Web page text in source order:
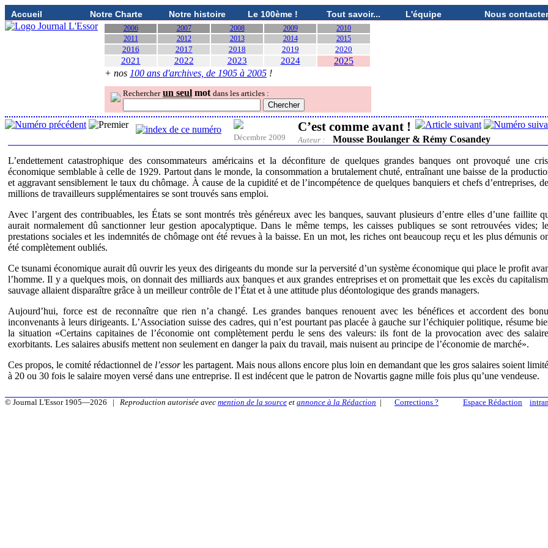
Accueil Notre Charte Notre histoire Le 100ème ! Tout savoir... L'équipe Nous contacter
2006 2007 2008 2009
2010
2011
2012 2013 2014 2015
2016 2017 2018 2019 2020
2021 2022 2023 2024
2025
+ nos 100 ans d'archives, de 1905 à 2005 !
Rechercher un seul mot dans les articles :
Décembre 2009
C’est comme avant !
Auteur : Mousse Boulanger & Rémy Cosandey
L’endettement catastrophique des consommateurs américains et la déconfiture de quelques grandes banques ont provoqué une
économique semblable à celle de 1929. Partout dans le monde, la consommation a brutalement chuté, entraînant une baisse de la
et aggravant sensiblement le taux du chômage. À cause de la cupidité et de l’incompétence de quelques banquiers et chefs d’entreprises,
millions de travailleurs supplémentaires se sont trouvés sans emploi.
Avec l’argent des contribuables, les États se sont montrés très généreux avec les banques, sauvant plusieurs d’entre elles d’une faillite
aurait normalement dû sanctionner leur gestion apocalyptique. Dans le même temps, les caisses publiques se sont retrouvées vides;
prestations sociales et les indemnités de chômage ont été revues à la baisse. En un mot, les riches ont beaucoup reçu et les plus démunis
été complètement oubliés.
Ce tsunami économique aurait dû ouvrir les yeux des dirigeants du monde sur la perversité d’un système économique qui place le profit
l’homme. Il y a quelques mois, on donnait des milliards aux banques et aux grandes entreprises et on promettait que les excès du
sauvage allaient disparaître grâce à un meilleur contrôle de l’État et à une attitude plus déontologique des grands managers.
Aujourd’hui, force est de reconnaître que rien n’a changé. Les grandes banques renouent avec les bénéfices et accordent des
inconvenants à leurs dirigeants. L’Association suisse des cadres, qui n’est pourtant pas placée à gauche sur l’échiquier politique, résume
la situation «Certains capitaines de l’économie ont complètement perdu le sens des valeurs: ils font de la provocation avec des
exorbitants. Les salaires abusifs mettent non seulement en danger la paix du travail, mais nuisent au principe de l’économie de marché».
Ces propos, le comité rédactionnel de l’essorles partagent. Mais nous allons encore plus loin en demandant que les gros salaires soient
à 20 ou 30 fois le salaire moyen versé dans une entreprise. Il est indécent que le patron de Novartis gagne mille fois plus qu’une vendeuse.
Espace Rédaction
© Journal L'Essor 1905—2026 | Reproduction autorisée avec mention de la source et annonce à la Rédaction | Corrections ?